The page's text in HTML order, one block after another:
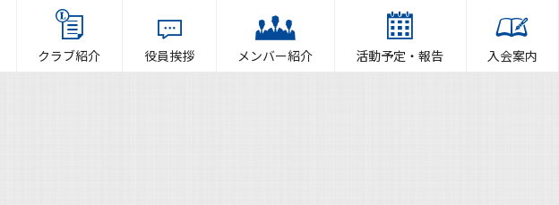
クラブ紹介 役員挨拶 メンバー紹介 活動予定・報告 入会案内